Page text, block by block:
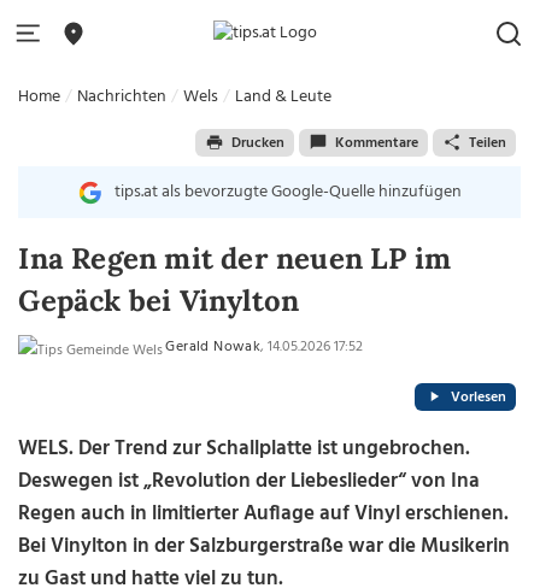
Home Nachrichten Wels Land & Leute
Drucken Kommentare Teilen
tips.at als bevorzugte Google-Quelle hinzufügen
Ina Regen mit der neuen LP im
Gepäck bei Vinylton
Gerald Nowak, 14.05.2026 17:52
Vorlesen
WELS. Der Trend zur Schallplatte ist ungebrochen.
Deswegen ist „Revolution der Liebeslieder“ von Ina
Regen auch in limitierter Auflage auf Vinyl erschienen.
Bei Vinylton in der Salzburgerstraße war die Musikerin
zu Gast und hatte viel zu tun.